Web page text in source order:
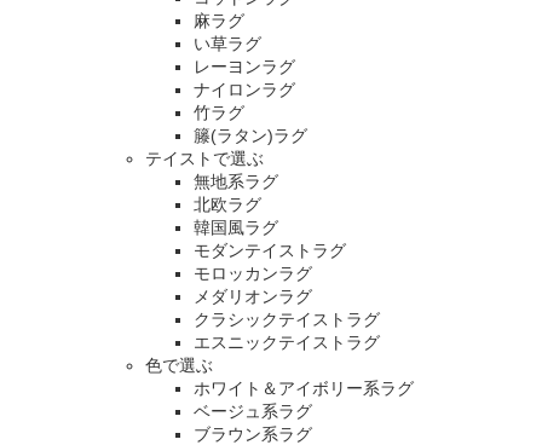
麻ラグ
い草ラグ
レーヨンラグ
ナイロンラグ
竹ラグ
籐(ラタン)ラグ
テイストで選ぶ
無地系ラグ
北欧ラグ
韓国風ラグ
モダンテイストラグ
モロッカンラグ
メダリオンラグ
クラシックテイストラグ
エスニックテイストラグ
色で選ぶ
ホワイト＆アイボリー系ラグ
ベージュ系ラグ
ブラウン系ラグ